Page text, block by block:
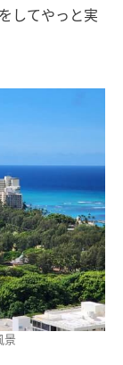
してやっと実
景